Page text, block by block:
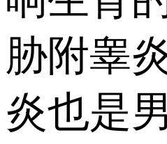
胁附睾
炎也是